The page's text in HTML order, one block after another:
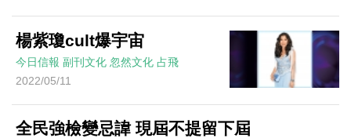
楊紫瓊cult爆宇宙
今日信報 副刊文化 忽然文化 占飛
2022/05/11
全民強檢變忌諱 現屆不提留下屆